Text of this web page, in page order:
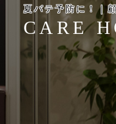
夏バテ予防に！｜
CARE